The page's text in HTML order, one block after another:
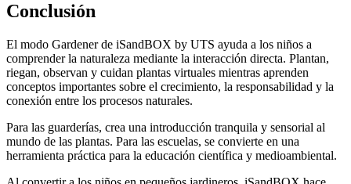
Conclusión
El modo Gardener de iSandBOX by UTS ayuda a los niños a
comprender la naturaleza mediante la interacción directa. Plantan,
riegan, observan y cuidan plantas virtuales mientras aprenden
conceptos importantes sobre el crecimiento, la responsabilidad y la
conexión entre los procesos naturales.
Para las guarderías, crea una introducción tranquila y sensorial al
mundo de las plantas. Para las escuelas, se convierte en una
herramienta práctica para la educación científica y medioambiental.